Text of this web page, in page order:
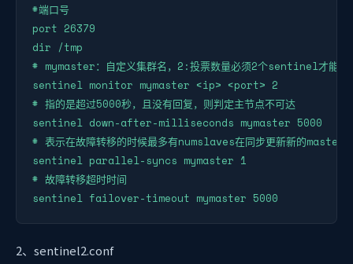
#端口号
port 26379
dir /tmp
# mymaster：自定义集群名，2:投票数量必须2个sentinel才能判
sentinel monitor mymaster <ip> <port> 2
# 指的是超过5000秒，且没有回复，则判定主节点不可达
sentinel down-after-milliseconds mymaster 5000
# 表示在故障转移的时候最多有numslaves在同步更新新的master
sentinel parallel-syncs mymaster 1
# 故障转移超时时间
sentinel failover-timeout mymaster 5000
2、sentinel2.conf